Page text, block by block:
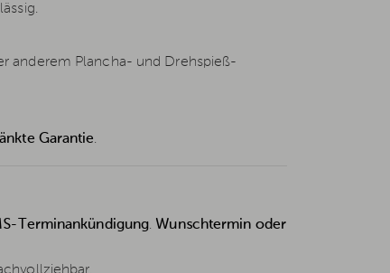
anderem Plancha- und Drehspieß-
Garantie.
Terminankündigung. Wunschtermin oder